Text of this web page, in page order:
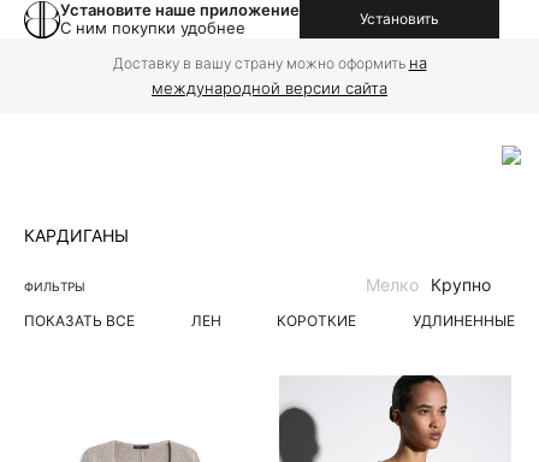
Установите наше приложение
С ним покупки удобнее
Установить
Доставку в вашу страну можно оформить на
международной версии сайта
КАРДИГАНЫ
ФИЛЬТРЫ
ПОКАЗАТЬ ВСЕ ЛЕН КОРОТКИЕ УДЛИНЕННЫЕ
Мелко Крупно